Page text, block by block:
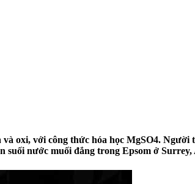
oxi, với công thức hóa học MgSO4.
suối nước muối đắng trong Epsom ở Surrey,